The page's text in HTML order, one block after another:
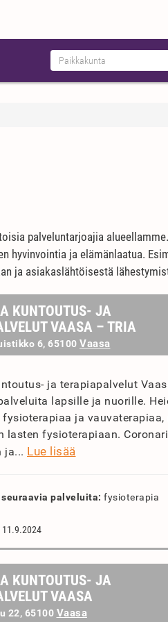
palveluntarjoajia
hyvinvointia ja elämänlaatua.
ja asiakaslähtöisestä
KUNTOUTUS- JA
VAASA – TRIA
6, 65100 Vaasa
ja terapiapalvelut
lapsille ja nuorille.
ja
lasten fysioterapiaan.
ja... Lue lisää
palveluita: fysioterapia
KUNTOUTUS- JA
VAASA
22, 65100 Vaasa